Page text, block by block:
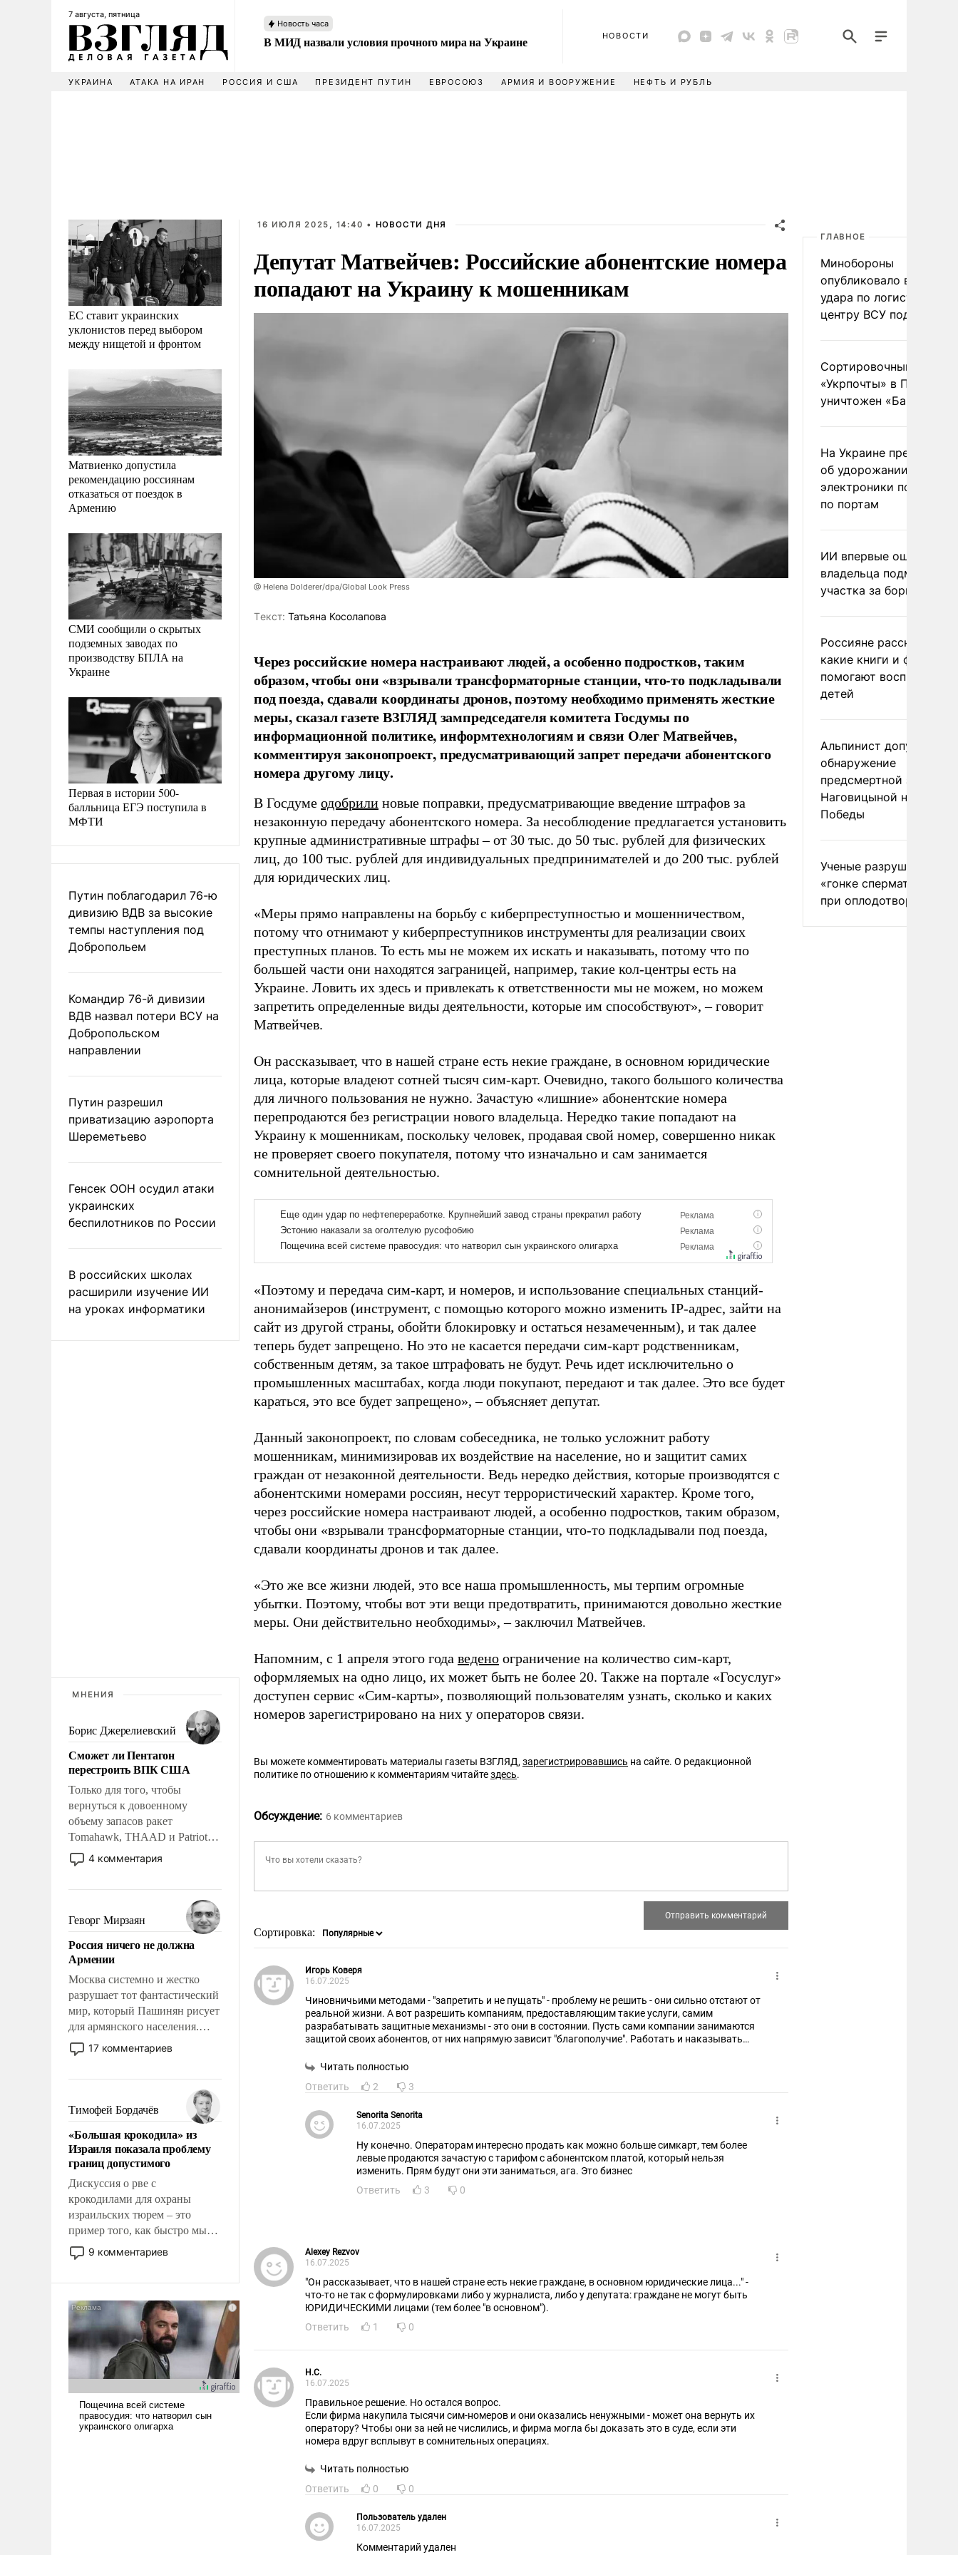
7 августа, пятница
Новость часа
В МИД назвали условия прочного мира на Украине НОВОСТИ
УКРАИНА АТАКА НА ИРАН РОССИЯ И США ПРЕЗИДЕНТ ПУТИН ЕВРОСОЮЗ АРМИЯ И ВООРУЖЕНИЕ НЕФТЬ И РУБЛЬ
ЕС ставит украинских
уклонистов перед выбором
между нищетой и фронтом
Матвиенко допустила
рекомендацию россиянам
отказаться от поездок в
Армению
СМИ сообщили о скрытых
подземных заводах по
производству БПЛА на
Украине
Первая в истории 500-
балльница ЕГЭ поступила в
МФТИ
Путин поблагодарил 76-ю
дивизию ВДВ за высокие
темпы наступления под
Добропольем
Командир 76-й дивизии
ВДВ назвал потери ВСУ на
Добропольском
направлении
Путин разрешил
приватизацию аэропорта
Шереметьево
Генсек ООН осудил атаки
украинских
беспилотников по России
В российских школах
расширили изучение ИИ
на уроках информатики
МНЕНИЯ
Борис Джерелиевский
Сможет ли Пентагон
перестроить ВПК США
Только для того, чтобы
вернуться к довоенному
объему запасов ракет
Tomahawk, THAAD и Patriot
США потребуется более трех
лет. Даже небольшая война с
Сложившаяся ситуация
означает многолетний период
уязвимости США, например,
перед Китаем.
4 комментария
Геворг Мирзаян
Россия ничего не должна
Армении
Москва системно и жестко
разрушает тот фантастический
мир, который Пашинян рисует
для армянского населения.
Мир, где политические
прожекты будут безусловно
налогоплательщиков и где
Еревану за свои поступки не
нужно отвечать.
17 комментариев
Тимофей Бордачёв
«Большая крокодила» из
Израиля показала проблему
границ допустимого
Дискуссия о рве с
крокодилами для охраны
израильских тюрем – это
пример того, как быстро мы
двигаемся по пути
революционных изменений.
псевдонаучной фантастики,
стало всерьез обсуждаемой
идеей.
9 комментариев
16 ИЮЛЯ 2025, 14:40 • НОВОСТИ ДНЯ
Депутат Матвейчев: Российские абонентские номера
попадают на Украину к мошенникам
@ Helena Dolderer/dpa/Global Look Press
Tекст: Татьяна Косолапова
Через российские номера настраивают людей, а особенно подростков, таким
образом, чтобы они «взрывали трансформаторные станции, что-то подкладывали
под поезда, сдавали координаты дронов, поэтому необходимо применять жесткие
меры, сказал газете ВЗГЛЯД зампредседателя комитета Госдумы по
информационной политике, информтехнологиям и связи Олег Матвейчев,
комментируя законопроект, предусматривающий запрет передачи абонентского
номера другому лицу.
В Госдуме одобрили новые поправки, предусматривающие введение штрафов за
незаконную передачу абонентского номера. За несоблюдение предлагается установить
крупные административные штрафы – от 30 тыс. до 50 тыс. рублей для физических
лиц, до 100 тыс. рублей для индивидуальных предпринимателей и до 200 тыс. рублей
для юридических лиц.
«Меры прямо направлены на борьбу с киберпреступностью и мошенничеством,
потому что отнимают у киберпреступников инструменты для реализации своих
преступных планов. То есть мы не можем их искать и наказывать, потому что по
большей части они находятся заграницей, например, такие кол-центры есть на
Украине. Ловить их здесь и привлекать к ответственности мы не можем, но можем
запретить определенные виды деятельности, которые им способствуют», – говорит
Матвейчев.
Он рассказывает, что в нашей стране есть некие граждане, в основном юридические
лица, которые владеют сотней тысяч сим-карт. Очевидно, такого большого количества
для личного пользования не нужно. Зачастую «лишние» абонентские номера
перепродаются без регистрации нового владельца. Нередко такие попадают на
Украину к мошенникам, поскольку человек, продавая свой номер, совершенно никак
не проверяет своего покупателя, потому что изначально и сам занимается
сомнительной деятельностью.
«Поэтому и передача сим-карт, и номеров, и использование специальных станций-
анонимайзеров (инструмент, с помощью которого можно изменить IP-адрес, зайти на
сайт из другой страны, обойти блокировку и остаться незамеченным), и так далее
теперь будет запрещено. Но это не касается передачи сим-карт родственникам,
собственным детям, за такое штрафовать не будут. Речь идет исключительно о
промышленных масштабах, когда люди покупают, передают и так далее. Это все будет
караться, это все будет запрещено», – объясняет депутат.
Данный законопроект, по словам собеседника, не только усложнит работу
мошенникам, минимизировав их воздействие на население, но и защитит самих
граждан от незаконной деятельности. Ведь нередко действия, которые производятся с
абонентскими номерами россиян, несут террористический характер. Кроме того,
через российские номера настраивают людей, а особенно подростков, таким образом,
чтобы они «взрывали трансформаторные станции, что-то подкладывали под поезда,
сдавали координаты дронов и так далее.
«Это же все жизни людей, это все наша промышленность, мы терпим огромные
убытки. Поэтому, чтобы вот эти вещи предотвратить, принимаются довольно жесткие
меры. Они действительно необходимы», – заключил Матвейчев.
Напомним, с 1 апреля этого года ведено ограничение на количество сим-карт,
оформляемых на одно лицо, их может быть не более 20. Также на портале «Госуслуг»
доступен сервис «Сим-карты», позволяющий пользователям узнать, сколько и каких
номеров зарегистрировано на них у операторов связи.
Вы можете комментировать материалы газеты ВЗГЛЯД,зарегистрировавшись на сайте. О редакционной
политике по отношению к комментариям читайтездесь.
Обсуждение: 6 комментариев
Сортировка:
Игорь Коверя
16.07.2025
Чиновничьими методами - "запретить и не пущать" - проблему не решить - они сильно отстают от
реальной жизни. А вот разрешить компаниям, предоставляющим такие услуги, самим
разрабатывать защитные механизмы - это они в состоянии. Пусть сами компании занимаются
защитой своих абонентов, от них напрямую зависит "благополучие". Работать и наказывать
получается что деньги "зарабатывают" одни, а "косяки" оплачивают другие...
Читать полностью
Ответить
2 3
Senorita Senorita
16.07.2025
Ну конечно. Операторам интересно продать как можно больше симкарт, тем более
левые продаются зачастую с тарифом с абонентском платой, который нельзя
изменить. Прям будут они эти заниматься, ага. Это бизнес
Ответить
3 0
Alexey Rezvov
16.07.2025
"Он рассказывает, что в нашей стране есть некие граждане, в основном юридические лица..." -
что-то не так с формулировками либо у журналиста, либо у депутата: граждане не могут быть
ЮРИДИЧЕСКИМИ лицами (тем более "в основном").
Ответить
1 0
H.C.
16.07.2025
Правильное решение. Но остался вопрос.
Если фирма накупила тысячи сим-номеров и они оказались ненужными - может она вернуть их
оператору? Чтобы они за ней не числились, и фирма могла бы доказать это в суде, если эти
номера вдруг всплывут в сомнительных операциях.
Читать полностью
Ответить
0 0
Пользователь удален
16.07.2025
Комментарий удален
ГЛАВНОЕ
Минобороны
опубликовало видео
удара по
центру ВСУ под Киевом
Сортировочный пункт
«Укрпочты» в
уничтожен
На Украине
об удорожании
электроники после
по портам
ИИ впервые
владельца
участка за борщевик
Россияне рассказали,
какие книги и фильмы
помогают воспитывать
детей
Альпинист допустил
обнаружение
предсмертной записки
Наговицыной на пике
Победы
Ученые разрушили миф
«гонке
при оплодотворении